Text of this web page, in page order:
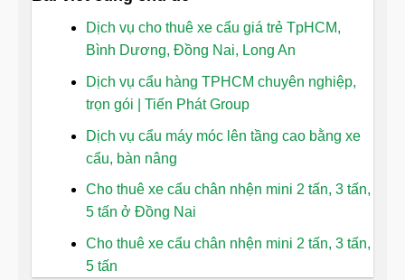
Dịch vụ cho thuê xe cẩu giá trẻ TpHCM,
Bình Dương, Đồng Nai, Long An
Dịch vụ cẩu hàng TPHCM chuyên nghiệp,
trọn gói | Tiến Phát Group
Dịch vụ cẩu máy móc lên tầng cao bằng xe
cẩu, bàn nâng
Cho thuê xe cẩu chân nhện mini 2 tấn, 3 tấn,
5 tấn ở Đồng Nai
Cho thuê xe cẩu chân nhện mini 2 tấn, 3 tấn,
5 tấn